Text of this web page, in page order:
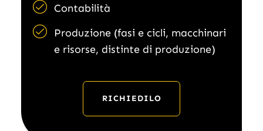
Contabilità
Produzione (fasi e cicli, macchinari
e risorse, distinte di produzione)
RICHIEDILO